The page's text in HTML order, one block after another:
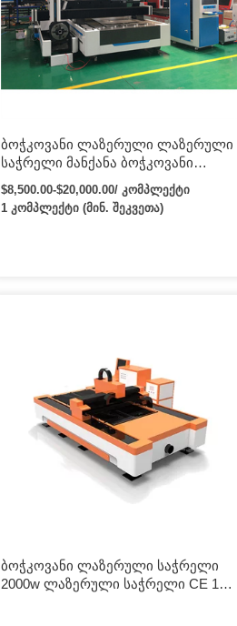
ხარისხის რედუქტორი, გადაცემათა
კოლოფი და თარო; სახელმძღვანელო
სარკინიგზო და ბურთიანი ხრახნი
სტაბილური მუშაობის
გარანტირებისთვის. სპეციფიკაციები […]
ბოჭკოვანი ლაზერული ლაზერული
საჭრელი მანქანა ბოჭკოვანი
ლაზერული ლითონის საჭრელი
მანქანა 1000w 2000w 3kw 3015
ბოჭკოვანი ოპტიკური
$8,500.00-$20,000.00/ კომპლექტი
1 კომპლექტი (მინ. შეკვეთა)
ბოჭკოვანი ლაზერული საჭრელი
2000w ლაზერული საჭრელი CE 1kw